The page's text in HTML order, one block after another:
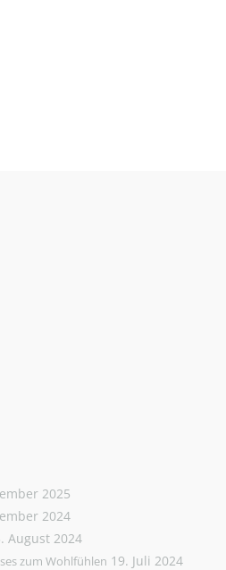
2025
2024
August 2024
zum Wohlfühlen 19. Juli 2024